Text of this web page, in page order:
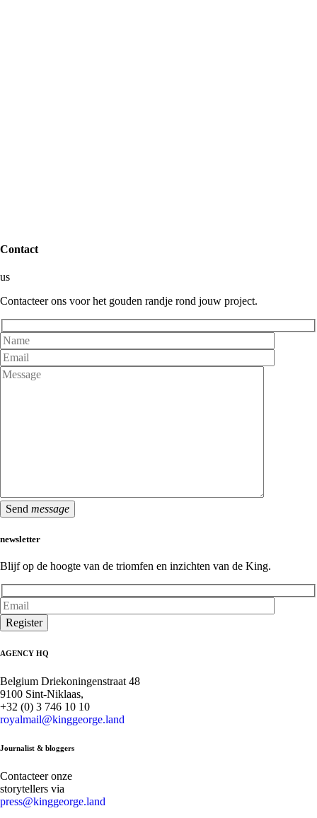
Contact
us
Contacteer ons voor het gouden randje rond jouw project.
Send message
newsletter
Blijf op de hoogte van de triomfen en inzichten van de King.
Register
AGENCY HQ
Belgium Driekoningenstraat 48
9100 Sint-Niklaas,
+32 (0) 3 746 10 10
royalmail@kinggeorge.land
Journalist & bloggers
Contacteer onze
storytellers via
press@kinggeorge.land